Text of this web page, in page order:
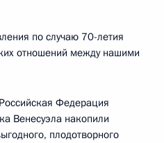
по случаю 70-летия
отношений между нашими
Федерация
Венесуэла накопили
плодотворного